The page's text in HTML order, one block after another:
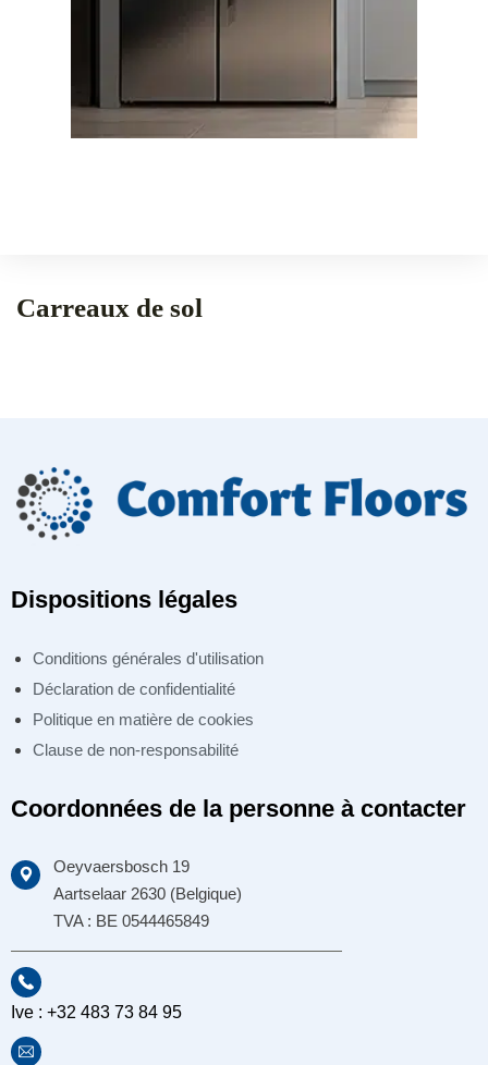
Carreaux de sol
Dispositions légales
Conditions générales d'utilisation
Déclaration de confidentialité
Politique en matière de cookies
Clause de non-responsabilité
Coordonnées de la personne à contacter
Oeyvaersbosch 19
Aartselaar 2630 (Belgique)
TVA : BE 0544465849
Ive : +32 483 73 84 95